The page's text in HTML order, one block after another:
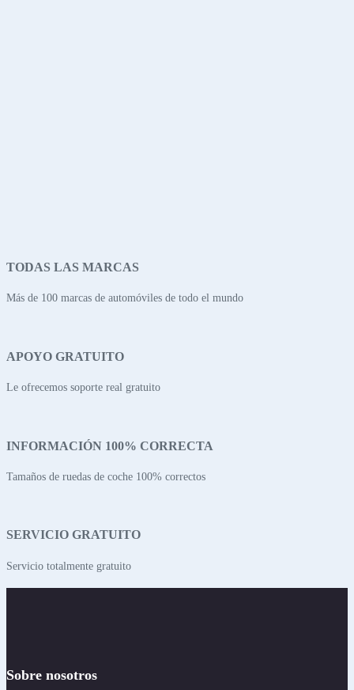
TODAS LAS MARCAS
Más de 100 marcas de automóviles de todo el mundo
APOYO GRATUITO
Le ofrecemos soporte real gratuito
INFORMACIÓN 100% CORRECTA
Tamaños de ruedas de coche 100% correctos
SERVICIO GRATUITO
Servicio totalmente gratuito
Sobre nosotros